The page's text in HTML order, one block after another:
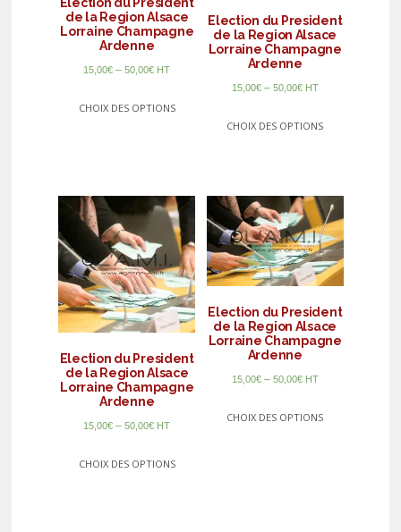
Election du President
de la Region Alsace
Lorraine Champagne
Ardenne
15,00€ –50,00€ HT
CHOIX DES OPTIONS
Election du President
de la Region Alsace
Lorraine Champagne
Ardenne
15,00€– 50,00€ HT
CHOIX DES OPTIONS
Election du President
de la Region Alsace
Lorraine Champagne
Ardenne
15,00€ –50,00€ HT
CHOIX DES OPTIONS
Election du President
de la Region Alsace
Lorraine Champagne
Ardenne
15,00€– 50,00€ HT
CHOIX DES OPTIONS